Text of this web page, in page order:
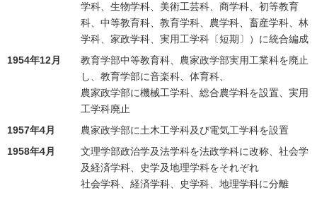
学科、生物学科、美術工芸科、商学科、初等教育
科、中等教育科、教育学科、農学科、畜産学科、林
学科、家政学科、実用工学科〔短期〕）に統合編成
1954年12月
教育学部中等教育科、農家政学部実用工業科を廃止
し、教育学部に音楽科、体育科、
農家政学部に機械工学科、総合農学科を設置、実用
工学科廃止
1957年4月
農家政学部に土木工学科及び電気工学科を設置
1958年4月
文理学部政治学及法学科を法政学科に改称、社会学
及経済学科、史学及地理学科をそれぞれ
社会学科、経済学科、史学科、地理学科に分離